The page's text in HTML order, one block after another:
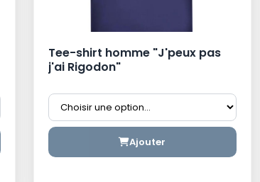
Tee-shirt homme "J'peux pas
j'ai Rigodon"
Ajouter